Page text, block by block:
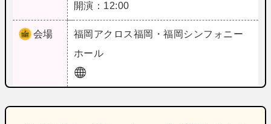
開演：12:00
会場 福岡 アクロス福岡・福岡シンフォニー
ホール